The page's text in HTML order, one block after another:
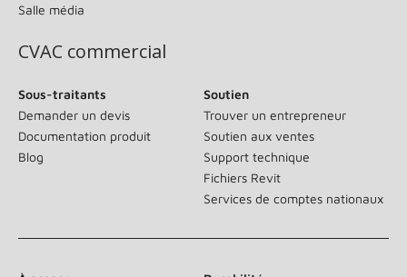
Salle média
CVAC commercial
Sous-traitants
Demander un devis
Documentation produit
Blog
Soutien
Trouver un entrepreneur
Soutien aux ventes
Support technique
Fichiers Revit
Services de comptes nationaux